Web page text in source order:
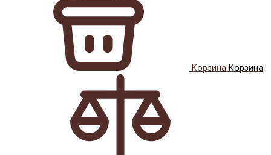
Корзина Корзина